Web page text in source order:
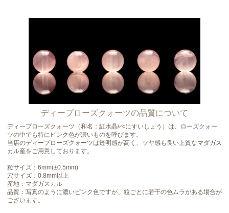
ディープローズクォーツの品質について
ディープローズクォーツ（和名：紅水晶/べにすいしょう）は、ローズクォー
ツの中でも特にピンク色が濃いものを呼びます。
当店のディープローズクォーツは透明感が高く、ツヤ感も良い上質なマダガス
カル産をご用意しております。
粒サイズ：6mm(±0.5mm)
穴サイズ：0.8mm以上
産地：マダガスカル
品質：写真のように濃いピンク色ですが、粒ごとに若干の色ムラがある場合が
ございます。